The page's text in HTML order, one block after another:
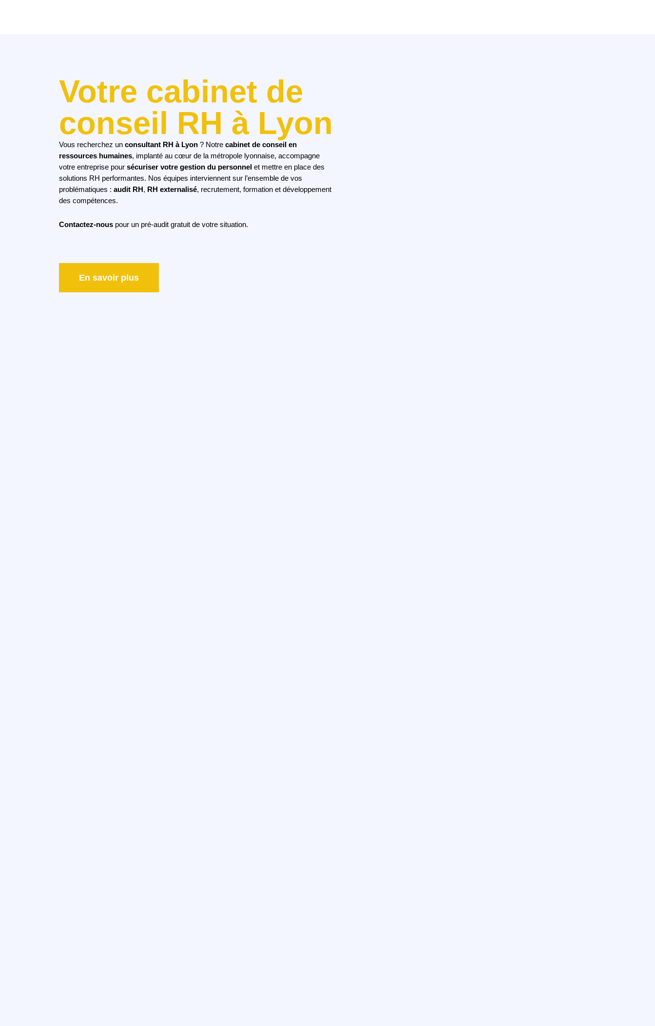
Votre cabinet de
conseil RH à Lyon
Vous recherchez un consultant RH à Lyon? Notre cabinet de conseil en
ressources humaines, implanté au cœur de la métropole lyonnaise, accompagne
votre entreprise pour sécuriser votre gestion du personnelet mettre en place des
solutions RH performantes. Nos équipes interviennent sur l’ensemble de vos
problématiques : audit RH, RH externalisé, recrutement, formation et développement
des compétences.
Contactez-nouspour un pré-audit gratuit de votre situation.
En savoir plus